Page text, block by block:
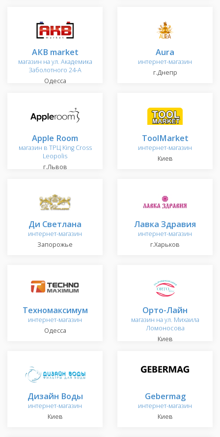
АКВ market
магазин на ул. Академика
Заболотного 24-А
Одесса
Aura
интернет-магазин
г.Днепр
Apple Room
магазин в ТРЦ King Cross
Leopolis
г.Львов
ToolMarket
интернет-магазин
Киев
Ди Светлана
интернет-магазин
Запорожье
Лавка Здравия
интернет-магазин
г.Харьков
Техномаксимум
интернет-магазин
Одесса
Орто-Лайн
магазин на ул. Михаила
Ломоносова
Киев
Дизайн Воды
интернет-магазин
Киев
Gebermag
интернет-магазин
Киев